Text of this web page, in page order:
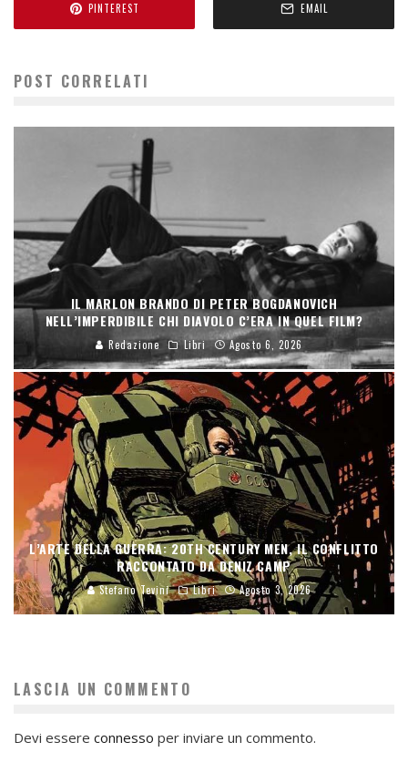
PINTEREST EMAIL
POST CORRELATI
IL MARLON BRANDO DI PETER BOGDANOVICH
NELL’IMPERDIBILE CHI DIAVOLO C’ERA IN QUEL FILM?
Redazione Libri Agosto 6, 2026
L’ARTE DELLA GUERRA: 20TH CENTURY MEN, IL CONFLITTO
RACCONTATO DA DENIZ CAMP
Stefano Tevini Libri Agosto 3, 2026
LASCIA UN COMMENTO
Devi essere connesso per inviare un commento.